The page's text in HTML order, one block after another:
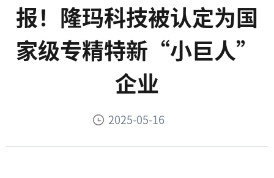
报！隆玛科技被认定为国
家级专精特新“小巨人”
企业
2025-05-16